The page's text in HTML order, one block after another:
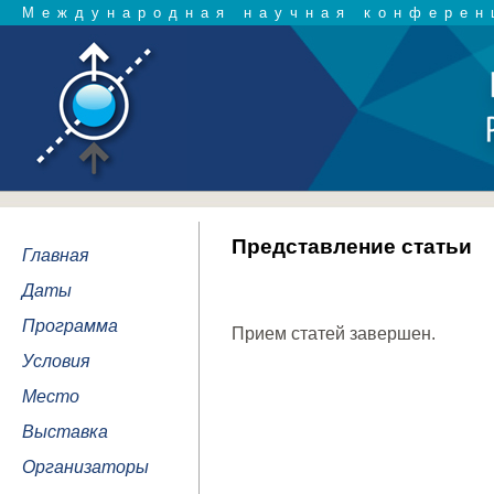
Международная научная
Главная
Даты
Программа
Условия
Место
Выставка
Организаторы
Представление статьи
Прием статей завершен.